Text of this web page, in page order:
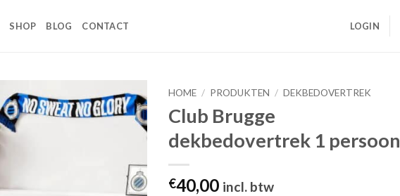
SHOP BLOG CONTACT LOGIN
HOME / PRODUKTEN / DEKBEDOVERTREK
Club Brugge
dekbedovertrek 1 persoon
€40,00 incl. btw